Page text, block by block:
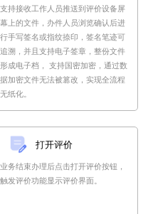
支持接收工作人员推送到评价设备屏
幕上的文件，办件人员浏览确认后进
行手写签名或指纹捺印，签名笔迹可
追溯，并且支持电子签章，整份文件
形成电子档， 支持国密加密，通过数
据加密文件无法被篡改，实现全流程
无纸化。
打开评价
业务结束办理后点击打开评价按钮，
触发评价功能显示评价界面。